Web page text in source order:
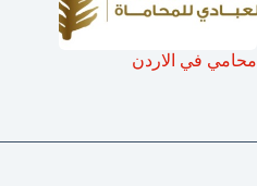
محامي في الاردن